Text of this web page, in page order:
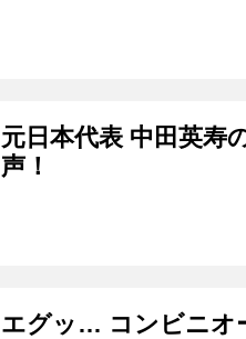
元日本代表 中田英寿
声！
エグッ… コンビニオ